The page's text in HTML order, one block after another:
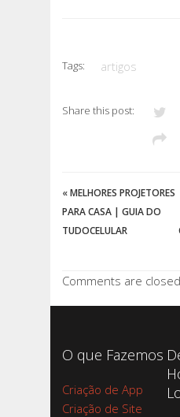
Tags: artigos
Share this post:
«MELHORES PROJETORES
PARA CASA | GUIA DO
TUDOCELULAR
Comments are
O que Fazemos
Criação de App
Criação de Site